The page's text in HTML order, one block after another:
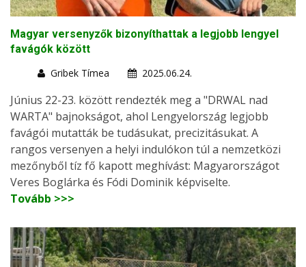
Magyar versenyzők bizonyíthattak a legjobb lengyel
favágók között
Gribek Tímea
2025.06.24.
Június 22-23. között rendezték meg a "DRWAL nad
WARTA" bajnokságot, ahol Lengyelország legjobb
favágói mutatták be tudásukat, precizitásukat. A
rangos versenyen a helyi indulókon túl a nemzetközi
mezőnyből tíz fő kapott meghívást: Magyarországot
Veres Boglárka és Fódi Dominik képviselte.
Tovább >>>